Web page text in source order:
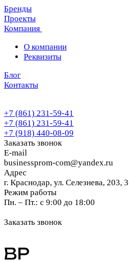
Бренды
Проекты
Компания
О компании
Реквизиты
Блог
Контакты
+7 (861) 231-59-41
+7 (861) 231-59-41
+7 (918) 440-08-09
Заказать звонок
E-mail
businessprom-com@yandex.ru
Адрес
г. Краснодар, ул. Селезнева, 203,
Режим работы
Пн. – Пт.: с 9:00 до 18:00
Заказать звонок